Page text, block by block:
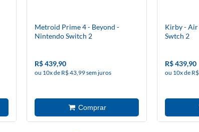
Metroid Prime 4 - Beyond -
Nintendo Switch 2
R$ 439,90
ou 10x de R$ 43,99 sem juros
Kirby - Air
Swtch 2
R$ 439,90
ou 10x de